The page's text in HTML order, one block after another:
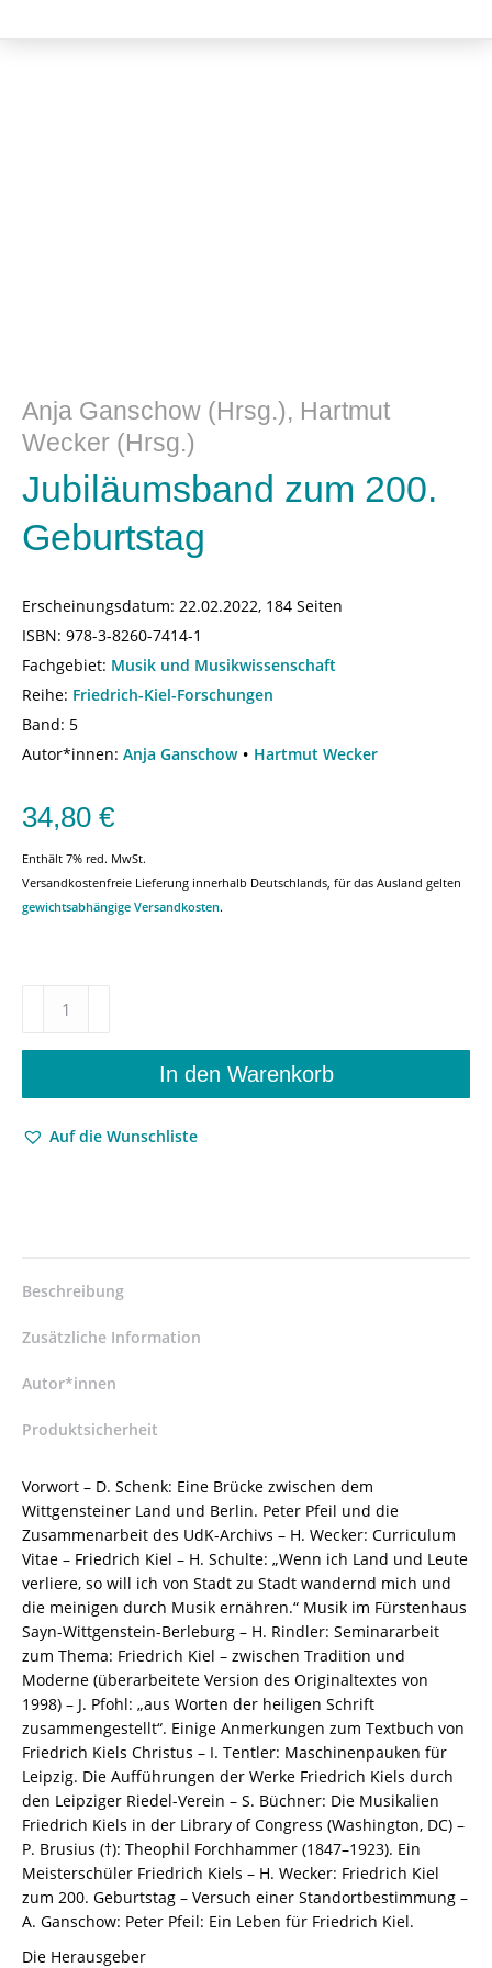
Anja Ganschow (Hrsg.), Hartmut
Wecker (Hrsg.)
Jubiläumsband zum 200.
Geburtstag
Erscheinungsdatum: 22.02.2022, 184 Seiten
ISBN: 978-3-8260-7414-1
Fachgebiet: Musik und Musikwissenschaft
Reihe: Friedrich-Kiel-Forschungen
Band: 5
Autor*innen: Anja Ganschow Hartmut Wecker
34,80 €
Enthält 7% red. MwSt.
Versandkostenfreie Lieferung innerhalb Deutschlands, für das Ausland gelten
gewichtsabhängige Versandkosten.
–
Ganschow
ISBN
/
3-
7414-
/
978-
3-
82-
607414-
1
Menge
In den Warenkorb
Auf die Wunschliste
Beschreibung
Zusätzliche Information
Autor*innen
Produktsicherheit
Vorwort – D. Schenk: Eine Brücke zwischen dem
Wittgensteiner Land und Berlin. Peter Pfeil und die
Zusammenarbeit des UdK-Archivs – H. Wecker: Curriculum
Vitae – Friedrich Kiel – H. Schulte: „Wenn ich Land und Leute
verliere, so will ich von Stadt zu Stadt wandernd mich und
die meinigen durch Musik ernähren.“ Musik im Fürstenhaus
Sayn-Wittgenstein-Berleburg – H. Rindler: Seminararbeit
zum Thema: Friedrich Kiel – zwischen Tradition und
Moderne (überarbeitete Version des Originaltextes von
1998) – J. Pfohl: „aus Worten der heiligen Schrift
zusammengestellt“. Einige Anmerkungen zum Textbuch von
Friedrich Kiels Christus – I. Tentler: Maschinenpauken für
Leipzig. Die Aufführungen der Werke Friedrich Kiels durch
den Leipziger Riedel-Verein – S. Büchner: Die Musikalien
Friedrich Kiels in der Library of Congress (Washington, DC) –
P. Brusius (†): Theophil Forchhammer (1847–1923). Ein
Meisterschüler Friedrich Kiels – H. Wecker: Friedrich Kiel
zum 200. Geburtstag – Versuch einer Standortbestimmung –
A. Ganschow: Peter Pfeil: Ein Leben für Friedrich Kiel.
Die Herausgeber